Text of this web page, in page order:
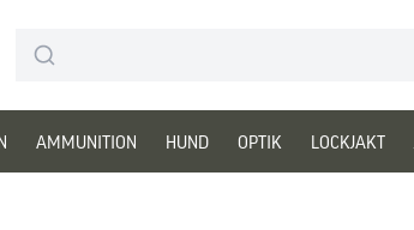
AMMUNITION HUND OPTIK LOCKJAKT